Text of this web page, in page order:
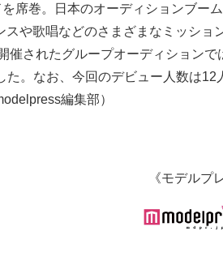
席巻。日本のオーディションブー
や歌唱などのさまざまなミッショ
催されたグループオーディションで
た。なお、今回のデビュー人数は12
編集部）
《モデルプ